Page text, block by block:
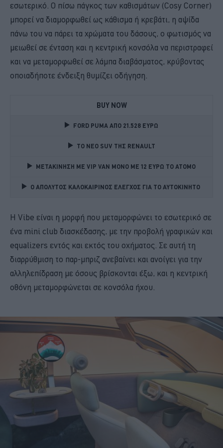
εσωτερικό. Ο πίσω πάγκος των καθισμάτων (Cosy Corner)
μπορεί να διαμορφωθεί ως κάθισμα ή κρεβάτι, η αψίδα
πάνω του να πάρει τα χρώματα του δάσους, ο φωτισμός να
μειωθεί σε ένταση και η κεντρική κονσόλα να περιστραφεί
και να μεταμορφωθεί σε λάμπα διαβάσματος, κρύβοντας
οποιαδήποτε ένδειξη θυμίζει οδήγηση.
BUY NOW
FORD PUMA ΑΠΟ 21.528 ΕΥΡΩ
TO NEO SUV ΤΗΣ RENAULT
ΜΕΤΑΚΙΝΗΣΗ ΜΕ VIP VAN ΜΟΝΟ ΜΕ 12 ΕΥΡΩ ΤΟ ΑΤΟΜΟ
Ο ΑΠΟΛΥΤΟΣ ΚΑΛΟΚΑΙΡΙΝΟΣ ΕΛΕΓΧΟΣ ΓΙΑ ΤΟ ΑΥΤΟΚΙΝΗΤΟ
Η Vibe είναι η μορφή που μεταμορφώνει το εσωτερικό σε
ένα mini club διασκέδασης, με την προβολή γραφικών και
equalizers εντός και εκτός του οχήματος. Σε αυτή τη
διαρρύθμιση το παρ-μπριζ ανεβαίνει και ανοίγει για την
αλληλεπίδραση με όσους βρίσκονται έξω, και η κεντρική
οθόνη μεταμορφώνεται σε κονσόλα ήχου.